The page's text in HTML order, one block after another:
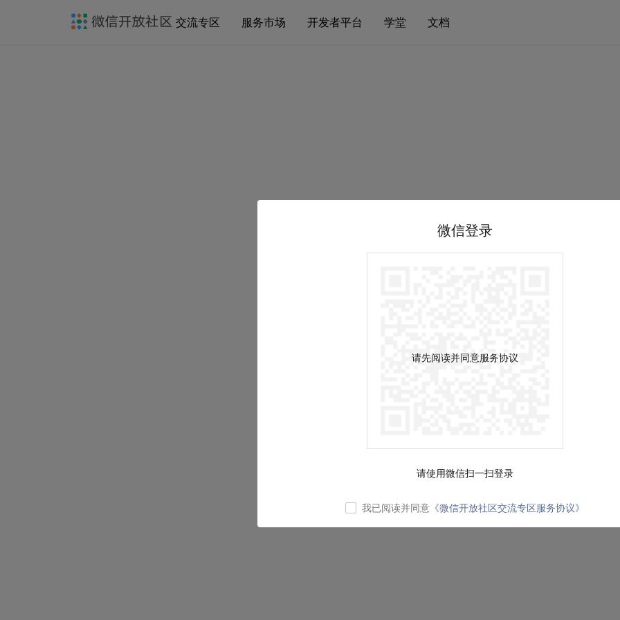
交流专区 服务市场 开发者平台 学堂 文档
微信登录
请先阅读并同意服务协议
请使用微信扫一扫登录
我已阅读并同意 《微信开放社区交流专区服务协议》